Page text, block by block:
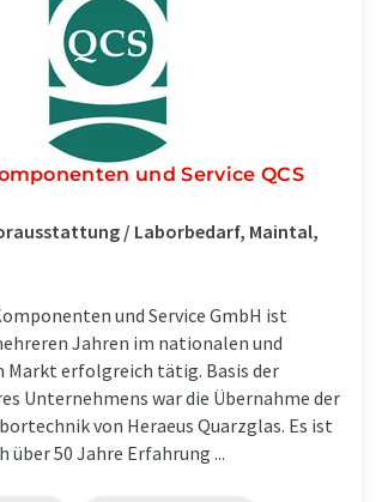
und Service QCS
/ Laborbedarf, Maintal,
und Service GmbH ist
Jahren im nationalen und
erfolgreich tätig. Basis der
Unternehmens war die Übernahme der
von Heraeus Quarzglas. Es ist
über 50 Jahre Erfahrung ...